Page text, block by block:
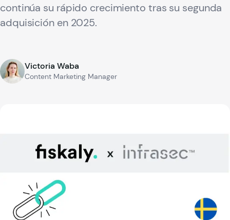
continúa su rápido crecimiento tras su segunda
adquisición en 2025.
Victoria Waba
Content Marketing Manager